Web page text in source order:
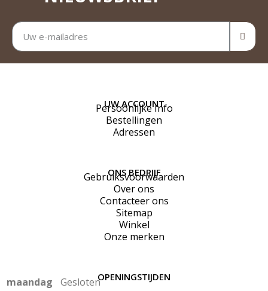
UW ACCOUNT
Persoonlijke Info
Bestellingen
Adressen
ONS BEDRIJF
Gebruiksvoorwaarden
Over ons
Contacteer ons
Sitemap
Winkel
Onze merken
OPENINGSTIJDEN
maandag
Gesloten